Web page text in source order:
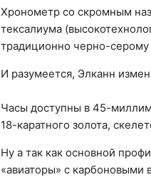
Хронометр со скромным
тексалиума
традиционно черно-серому
И разумеется, Элканн
Часы доступны в 45-
18-каратного золота,
Ну а так как основной
«авиаторы» с карбоновыми